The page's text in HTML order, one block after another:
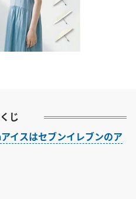
じ
イスはセブンイレブンのア